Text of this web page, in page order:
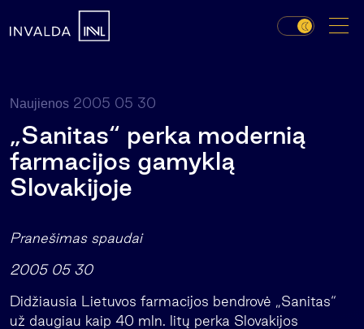
Naujienos 2005 05 30
„Sanitas“ perka modernią
farmacijos gamyklą
Slovakijoje
Pranešimas spaudai
2005 05 30
Didžiausia Lietuvos farmacijos bendrovė „Sanitas“
už daugiau kaip 40 mln. litų perka Slovakijos